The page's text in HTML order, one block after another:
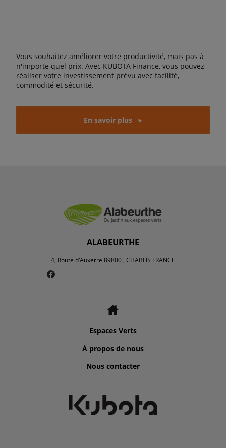
Vous souhaitez améliorer votre productivité, mais pas à
n'importe quel prix. Avec KUBOTA Finance, vous pouvez
réaliser votre investissement prévu avec facilité,
commodité et sécurité.
En savoir plus
ALABEURTHE
4, Route d'Auxerre 89800 , CHABLIS FRANCE
Espaces Verts
À propos de nous
Nous contacter